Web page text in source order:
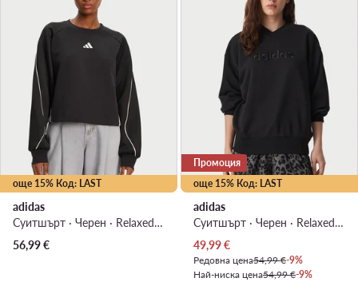
още 15% Код: LAST
adidas
Суитшърт · Черен · Relaxed Fit
56,99€
още 15% Код: LAST
Промоция
adidas
Суитшърт · Черен · Relaxed Fit
Актуална цена
49,99€
Редовна цена54,99 €-9%
Най-ниска цена54,99 €-9%